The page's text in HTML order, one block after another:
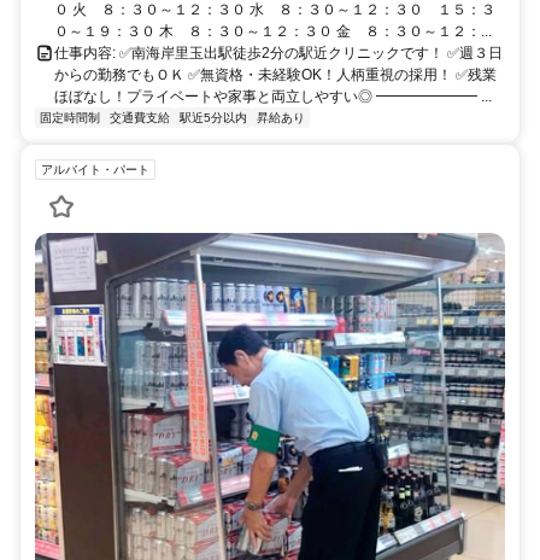
０ 火 ８：３０～１２：３０ 水 ８：３０～１２：３０ １５：３
０～１９：３０ 木 ８：３０～１２：３０ 金 ８：３０～１２：...
仕事内容: ✅南海岸里玉出駅徒歩2分の駅近クリニックです！ ✅週３日
からの勤務でもＯＫ ✅無資格・未経験OK！人柄重視の採用！ ✅残業
ほぼなし！プライベートや家事と両立しやすい◎ ━━━━━━━ ...
固定時間制 交通費支給 駅近5分以内 昇給あり
アルバイト・パート